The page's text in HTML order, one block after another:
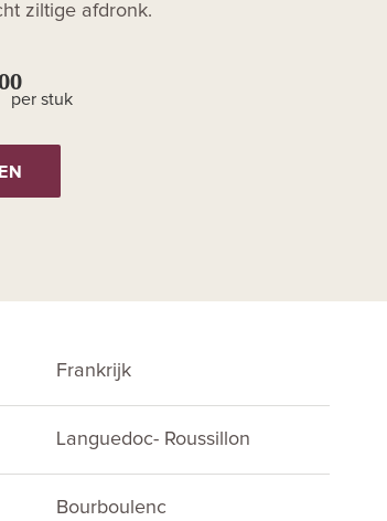
ziltige afdronk.
per stuk
Frankrijk
Languedoc- Roussillon
Bourboulenc